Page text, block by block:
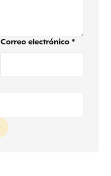
Correo electrónico *